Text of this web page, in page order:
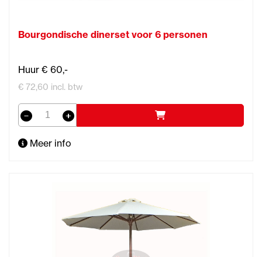
Bourgondische dinerset voor 6 personen
Huur € 60,-
€ 72,60 incl. btw
Meer info